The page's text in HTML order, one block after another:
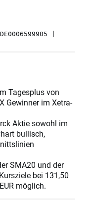
|
Tagesplus von
Gewinner im Xetra-
Aktie sowohl im
bullisch,
SMA20 und der
bei 131,50
möglich.